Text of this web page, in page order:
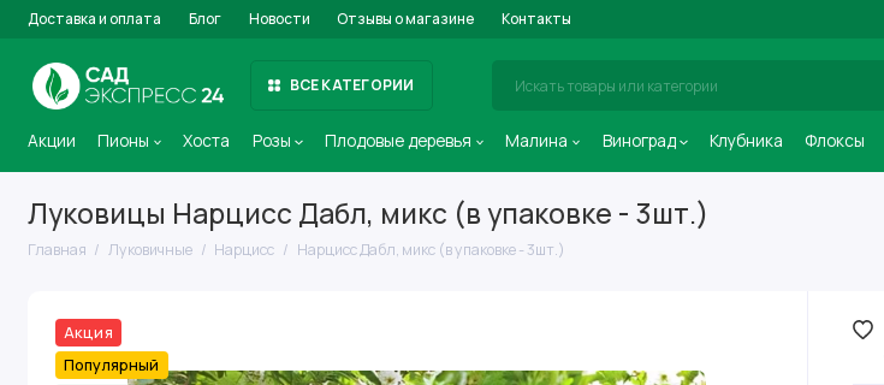
Доставка и оплата Блог Новости Отзывы о магазине Контакты
ВСЕ КАТЕГОРИИ
Акции Пионы Хоста Розы Плодовые деревья Малина Виноград Клубника Флоксы
Луковицы Нарцисс Дабл, микс (в упаковке - 3шт.)
Главная Луковичные Нарцисс Нарцисс Дабл, микс (в упаковке - 3шт.)
Акция
Популярный